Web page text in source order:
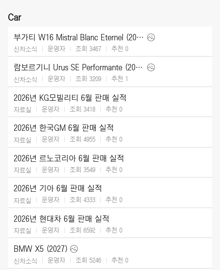
Car
부가티 W16 Mistral Blanc Eternel (2026)
신차소식 운영자 조회 3467 추천 0
람보르기니 Urus SE Performante (2027)
신차소식 운영자 조회 3209 추천 1
2026년 KG모빌리티 6월 판매 실적
자료실 운영자 조회 3418 추천 0
2026년 한국GM 6월 판매 실적
자료실 운영자 조회 4955 추천 0
2026년 르노코리아 6월 판매 실적
자료실 운영자 조회 3549 추천 0
2026년 기아 6월 판매 실적
자료실 운영자 조회 4333 추천 0
2026년 현대차 6월 판매 실적
자료실 운영자 조회 6592 추천 0
BMW X5 (2027)
신차소식 운영자 조회 5246 추천 0